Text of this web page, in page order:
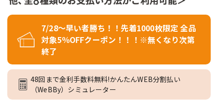
7/28～早い者勝ち！！先着1000枚限定 全品
対象5％OFFクーポン！！！※無くなり次第
終了
48回まで金利手数料無料!かんたんWEB分割払い
（WeBBy）シミュレーター